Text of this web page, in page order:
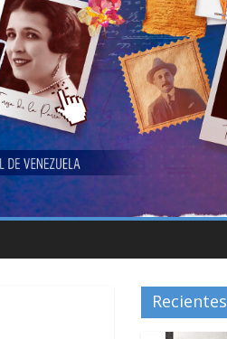
Recientes